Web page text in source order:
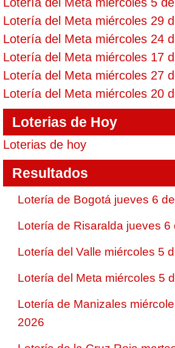
Lotería del Meta miércoles 29
Lotería del Meta miércoles 24
Lotería del Meta miércoles 17
Lotería del Meta miércoles 27
Lotería del Meta miércoles 20
Loterias de Hoy
Loterias de hoy
Resultados
Lotería de Bogotá jueves 6
Lotería de Risaralda jueves 6
Lotería del Valle miércoles 5
Lotería del Meta miércoles 5
Lotería de Manizales
2026